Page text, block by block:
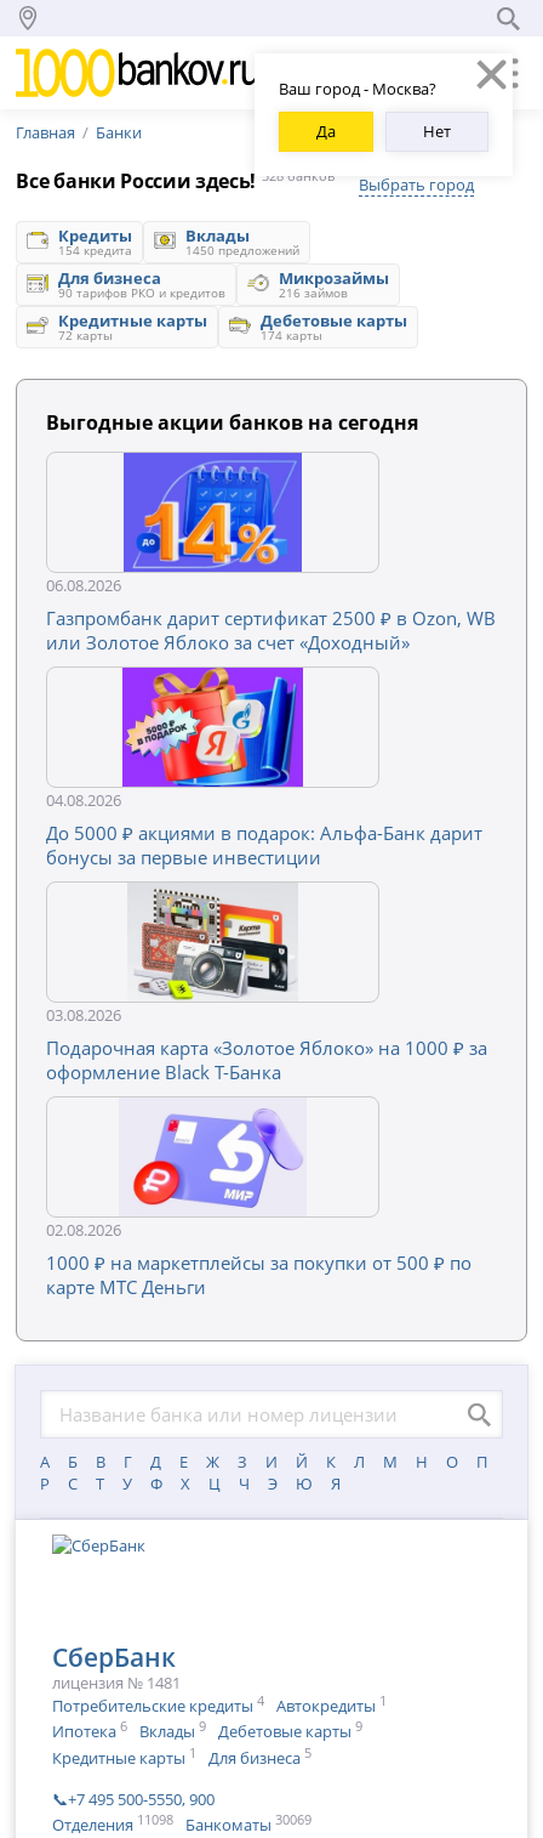
Ваш город - Москва?
Да
Нет
Главная Банки
Все банки России здесь! 328 банков Выбрать город
Кредиты
154 кредита
Вклады
1450 предложений
Для бизнеса
90 тарифов РКО и кредитов
Микрозаймы
216 займов
Кредитные карты
72 карты
Дебетовые карты
174 карты
Выгодные акции банков на сегодня
06.08.2026
Газпромбанк дарит сертификат 2500 ₽ в Ozon, WB
или Золотое Яблоко за счет «Доходный»
04.08.2026
До 5000 ₽ акциями в подарок: Альфа-Банк дарит
бонусы за первые инвестиции
03.08.2026
Подарочная карта «Золотое Яблоко» на 1000 ₽ за
оформление Black Т-Банка
02.08.2026
1000 ₽ на маркетплейсы за покупки от 500 ₽ по
карте МТС Деньги
А Б В Г Д Е Ж З И Й К Л М Н О
П
Р
С Т У Ф Х Ц Ч Э Ю Я
СберБанк
лицензия № 1481
Потребительские кредиты 4 Автокредиты 1
Ипотека 6 Вклады 9 Дебетовые карты 9
Кредитные карты 1 Для бизнеса 5
📞+7 495 500-5550, 900
Отделения 11098 Банкоматы 30069